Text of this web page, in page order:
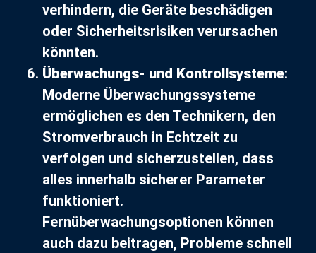
verhindern, die Geräte beschädigen
oder Sicherheitsrisiken verursachen
könnten.
Überwachungs- und Kontrollsysteme:
Moderne Überwachungssysteme
ermöglichen es den Technikern, den
Stromverbrauch in Echtzeit zu
verfolgen und sicherzustellen, dass
alles innerhalb sicherer Parameter
funktioniert.
Fernüberwachungsoptionen können
auch dazu beitragen, Probleme schnell